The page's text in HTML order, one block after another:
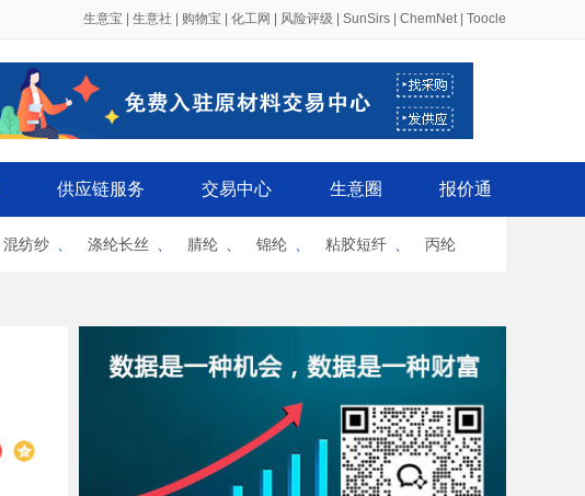
生意宝 生意社 购物宝 化工网 风险评级 SunSirs ChemNet| Toocle
供应链服务 交易中心 生意圈 报价通
混纺纱 涤纶长丝 腈纶 锦纶 粘胶短纤 丙纶